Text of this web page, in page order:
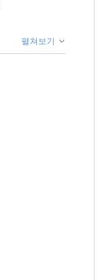
펼쳐보기